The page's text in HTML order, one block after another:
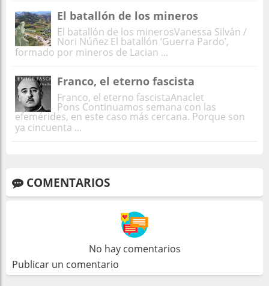
El batallón de los mineros
El batallón de los minerosVanessa Silván /
Nori Núñez El batallón ‘Guerra Pardo’,
formado por mineros de Lacian ...
Franco, el eterno fascista
Franco, el eterno fascistaAnaclet
Pons Continuamos semana con las
efemérides, en este caso más cercana. Porque son
ya cincuenta ...
COMENTARIOS
No hay comentarios
Publicar un comentario